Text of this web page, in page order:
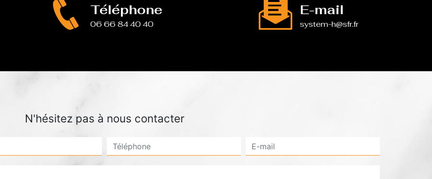
Téléphone
06 66 84 40 40
E-mail
system-h@sfr.fr
N'hésitez pas à nous contacter